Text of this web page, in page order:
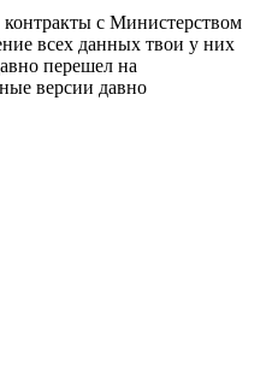
с Министерством
всех данных твои у них
перешел на
версии давно